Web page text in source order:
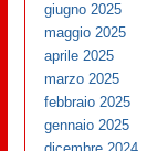
giugno 2025
maggio 2025
aprile 2025
marzo 2025
febbraio 2025
gennaio 2025